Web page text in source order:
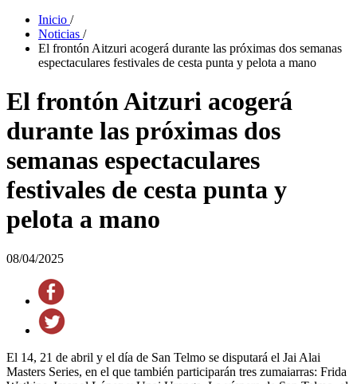
Inicio /
Noticias /
El frontón Aitzuri acogerá durante las próximas dos semanas
espectaculares festivales de cesta punta y pelota a mano
El frontón Aitzuri acogerá
durante las próximas dos
semanas espectaculares
festivales de cesta punta y
pelota a mano
08/04/2025
El 14, 21 de abril y el día de San Telmo se disputará el Jai Alai
Masters Series, en el que también participarán tres zumaiarras: Frida